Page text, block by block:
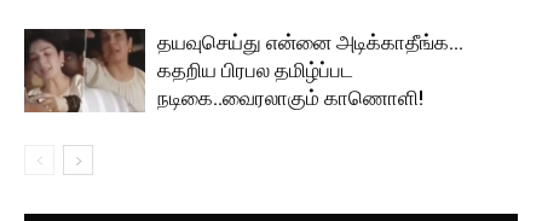
தயவுசெய்து என்னை அடிக்காதீங்க…
கதறிய பிரபல தமிழ்ப்பட
நடிகை..வைரலாகும் காணொளி!